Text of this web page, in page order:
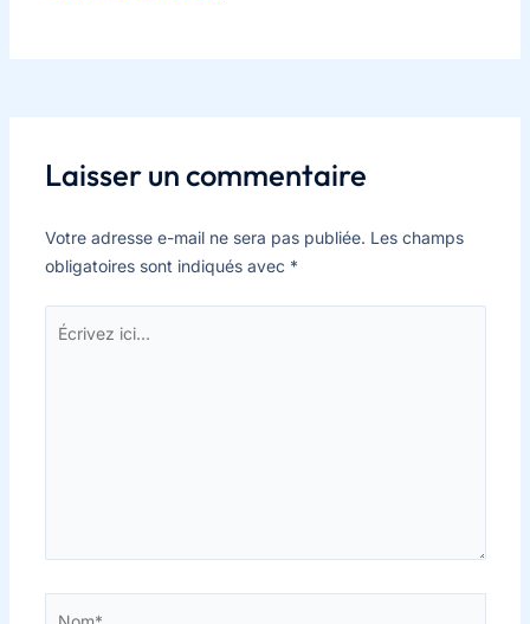
Laisser un commentaire
Votre adresse e-mail ne sera pas publiée. Les champs
obligatoires sont indiqués avec *
ici…